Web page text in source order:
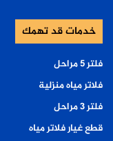
خدمات قد تهمك
فلتر ٥ مراحل
فلاتر مياه منزلية
فلتر ٣ مراحل
قطع غيار فلاتر مياه